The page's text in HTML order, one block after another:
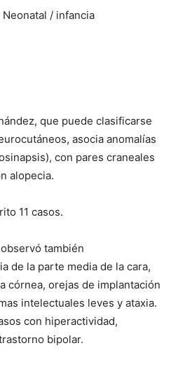
Neonatal / infancia
que puede clasificarse
asocia anomalías
con pares craneales
alopecia.
11 casos.
también
de la parte media de la cara,
córnea, orejas de implantación
intelectuales leves y ataxia.
con hiperactividad,
bipolar.